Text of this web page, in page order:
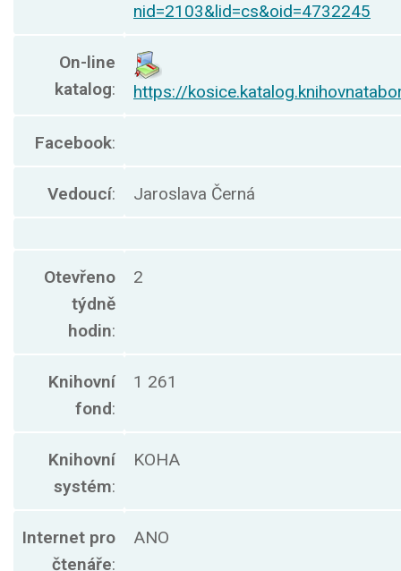
nid=2103&lid=cs&oid=4732245
On-line
katalog: https://
Facebook:
Vedoucí: Jaroslava Černá
Otevřeno
týdně
hodin:
2
Knihovní
fond:
1 261
Knihovní
systém:
KOHA
Internet pro
čtenáře:
ANO